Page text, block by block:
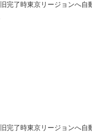
了時東京リージョンへ自
了時東京リージョンへ自